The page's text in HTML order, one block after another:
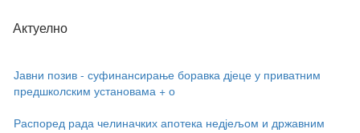
Актуелно
предшколским установама + о
празницима у 2026. години